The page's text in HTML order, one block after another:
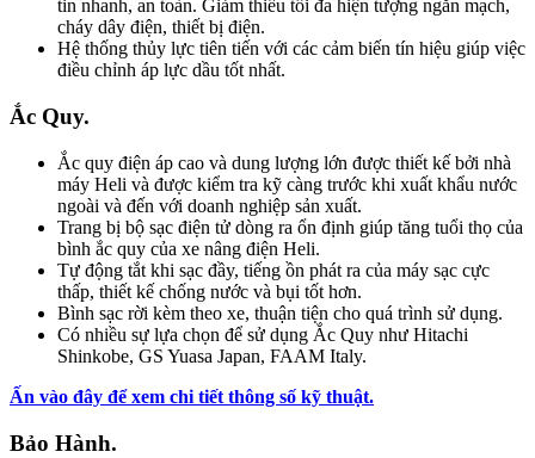
tin nhanh, an toàn. Giảm thiểu tối đa hiện tượng ngắn mạch,
cháy dây điện, thiết bị điện.
Hệ thống thủy lực tiên tiến với các cảm biến tín hiệu giúp việc
điều chỉnh áp lực dầu tốt nhất.
Ắc Quy.
Ắc quy điện áp cao và dung lượng lớn được thiết kế bởi nhà
máy Heli và được kiểm tra kỹ càng trước khi xuất khẩu nước
ngoài và đến với doanh nghiệp sản xuất.
Trang bị bộ sạc điện tử dòng ra ổn định giúp tăng tuổi thọ của
bình ắc quy của xe nâng điện Heli.
Tự động tắt khi sạc đầy, tiếng ồn phát ra của máy sạc cực
thấp, thiết kế chống nước và bụi tốt hơn.
Bình sạc rời kèm theo xe, thuận tiện cho quá trình sử dụng.
Có nhiều sự lựa chọn để sử dụng Ắc Quy như Hitachi
Shinkobe, GS Yuasa Japan, FAAM Italy.
Ấn vào đây để xem chi tiết thông số kỹ thuật.
Bảo Hành.